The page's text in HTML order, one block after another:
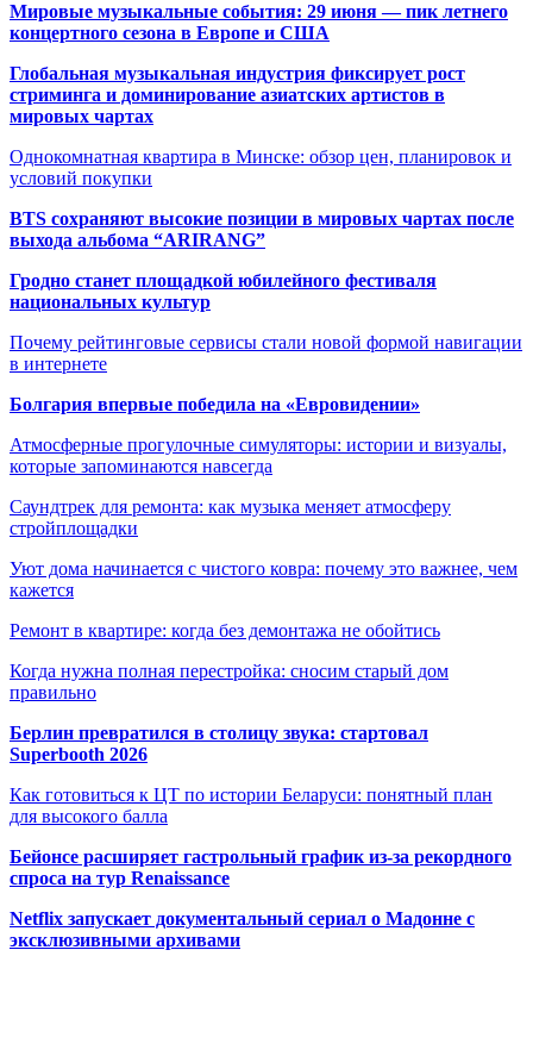
Мировые музыкальные события: 29 июня — пик летнего
концертного сезона в Европе и США
Глобальная музыкальная индустрия фиксирует рост
стриминга и доминирование азиатских артистов в
мировых чартах
Однокомнатная квартира в Минске: обзор цен, планировок и
условий покупки
BTS сохраняют высокие позиции в мировых чартах после
выхода альбома “ARIRANG”
Гродно станет площадкой юбилейного фестиваля
национальных культур
Почему рейтинговые сервисы стали новой формой навигации
в интернете
Болгария впервые победила на «Евровидении»
Атмосферные прогулочные симуляторы: истории и визуалы,
которые запоминаются навсегда
Саундтрек для ремонта: как музыка меняет атмосферу
стройплощадки
Уют дома начинается с чистого ковра: почему это важнее, чем
кажется
Ремонт в квартире: когда без демонтажа не обойтись
Когда нужна полная перестройка: сносим старый дом
правильно
Берлин превратился в столицу звука: стартовал
Superbooth 2026
Как готовиться к ЦТ по истории Беларуси: понятный план
для высокого балла
Бейонсе расширяет гастрольный график из-за рекордного
спроса на тур Renaissance
Netflix запускает документальный сериал о Мадонне с
эксклюзивными архивами